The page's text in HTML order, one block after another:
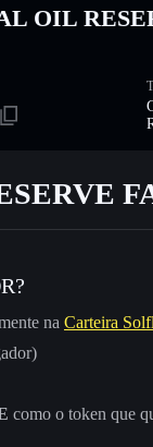
OIL
na Carteira
como o token que